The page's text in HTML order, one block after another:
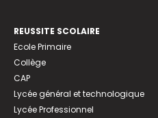
REUSSITE SCOLAIRE
Ecole Primaire
Collège
CAP
Lycée général et technologique
Lycée Professionnel